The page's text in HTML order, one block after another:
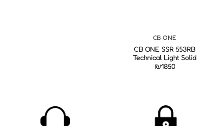
CB ONE
CB ONE SSR 553RB
Technical Light Solid
₪1850